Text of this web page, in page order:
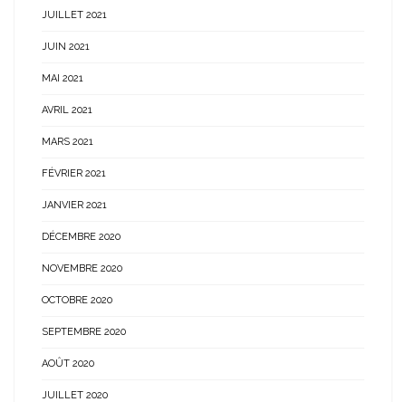
JUILLET 2021
JUIN 2021
MAI 2021
AVRIL 2021
MARS 2021
FÉVRIER 2021
JANVIER 2021
DÉCEMBRE 2020
NOVEMBRE 2020
OCTOBRE 2020
SEPTEMBRE 2020
AOÛT 2020
JUILLET 2020